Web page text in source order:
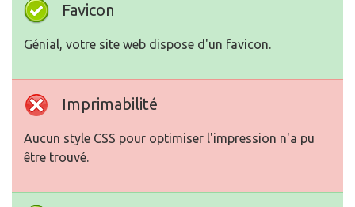
Favicon
Génial, votre site web dispose d'un favicon.
Imprimabilité
Aucun style CSS pour optimiser l'impression n'a pu
être trouvé.